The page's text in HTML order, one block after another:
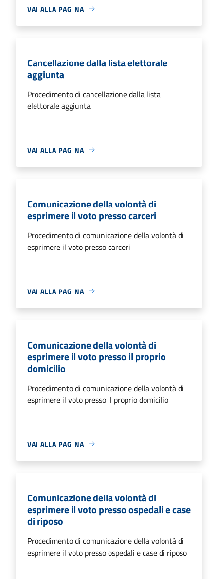
VAI ALLA PAGINA
Cancellazione dalla lista elettorale
aggiunta
Procedimento di cancellazione dalla lista
elettorale aggiunta
VAI ALLA PAGINA
Comunicazione della volontà di
esprimere il voto presso carceri
Procedimento di comunicazione della volontà di
esprimere il voto presso carceri
VAI ALLA PAGINA
Comunicazione della volontà di
esprimere il voto presso il proprio
domicilio
Procedimento di comunicazione della volontà di
esprimere il voto presso il proprio domicilio
VAI ALLA PAGINA
Comunicazione della volontà di
esprimere il voto presso ospedali e case
di riposo
Procedimento di comunicazione della volontà di
esprimere il voto presso ospedali e case di riposo